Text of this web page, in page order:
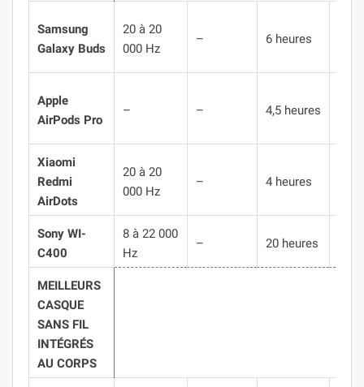
Samsung
Galaxy Buds
20 à 20
000 Hz
– 6 heures
Apple
AirPods Pro
– – 4,5 heures
Xiaomi
Redmi
AirDots
20 à 20
000 Hz
– 4 heures
Sony WI-
C400
8 à 22 000
Hz
– 20 heures
MEILLEURS
CASQUE
SANS FIL
INTÉGRÉS
AU CORPS